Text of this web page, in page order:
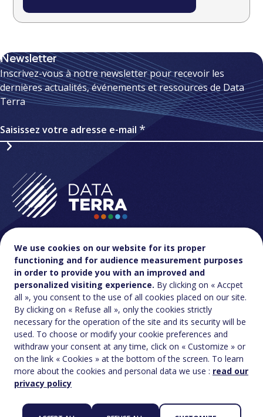
Newsletter
Inscrivez-vous à notre newsletter pour recevoir les
dernières actualités, événements et ressources de Data
Terra
Saisissez votre adresse e-mail
Contact & accès FAQ
Charte réseaux
sociaux
Accessibilité : Non-conforme
Politique de confidentialité et vie privée Mentions légales
Crédit : Agence La Jungle
We use cookies on our website for its proper
functioning and for audience measurement purposes
in order to provide you with an improved and
personalized visiting experience. By clicking on « Accpet
all », you consent to the use of all cookies placed on our site.
By clicking on « Refuse all », only the cookies strictly
necessary for the operation of the site and its security will be
used. To choose or modify your cookie preferences and
withdraw your consent at any time, click on « Customize » or
on the link « Cookies » at the bottom of the screen. To learn
more about the cookies and personal data we use : read our
privacy policy